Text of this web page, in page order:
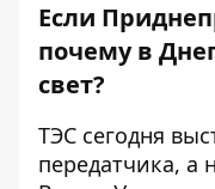
Если
почему в
свет?
ТЭС сегодня
передатчика, а